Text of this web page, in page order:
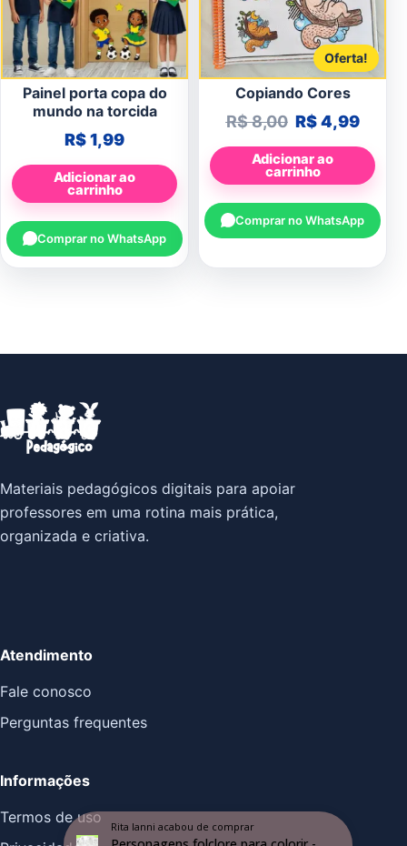
Painel porta copa do
mundo na torcida
R$1,99
Adicionar ao
carrinho
Comprar no WhatsApp
Oferta!
Copiando Cores
R$8,00 O preço
R$4,99O
Adicionar ao
carrinho
Comprar no WhatsApp
Materiais pedagógicos digitais para apoiar
professores em uma rotina mais prática,
organizada e criativa.
Atendimento
Fale conosco
Perguntas frequentes
Informações
Termos de uso
Rita Ianni acabou de comprar